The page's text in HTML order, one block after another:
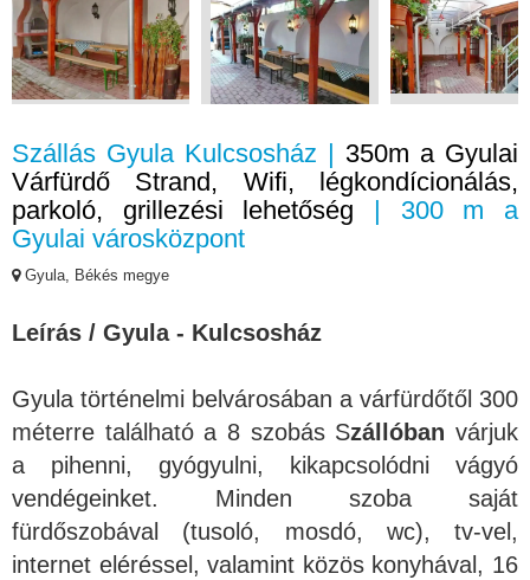
Szállás Gyula Kulcsosház | 350m a Gyulai
Várfürdő Strand, Wifi, légkondícionálás,
parkoló, grillezési lehetőség | 300 m a
Gyulai városközpont
Gyula, Békés megye
Leírás / Gyula - Kulcsosház
Gyula történelmi belvárosában a várfürdőtől 300
méterre található a 8 szobás Szállóban várjuk
a pihenni, gyógyulni, kikapcsolódni vágyó
vendégeinket. Minden szoba saját
fürdőszobával (tusoló, mosdó, wc), tv-vel,
internet eléréssel, valamint közös konyhával, 16